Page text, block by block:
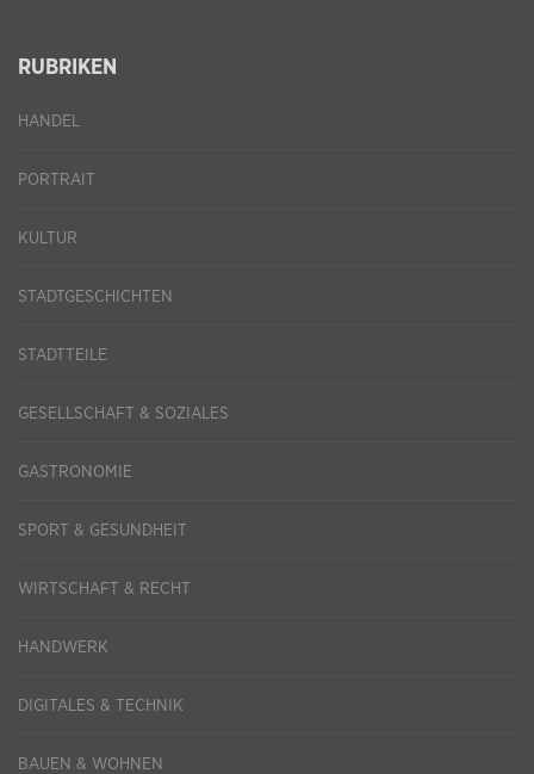
RUBRIKEN
HANDEL
PORTRAIT
KULTUR
STADTGESCHICHTEN
STADTTEILE
GESELLSCHAFT & SOZIALES
GASTRONOMIE
SPORT & GESUNDHEIT
WIRTSCHAFT & RECHT
HANDWERK
DIGITALES & TECHNIK
BAUEN & WOHNEN